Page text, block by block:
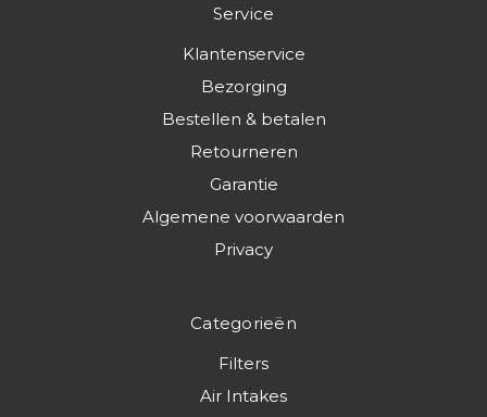
Service
Klantenservice
Bezorging
Bestellen & betalen
Retourneren
Garantie
Algemene voorwaarden
Privacy
Categorieën
Filters
Air Intakes